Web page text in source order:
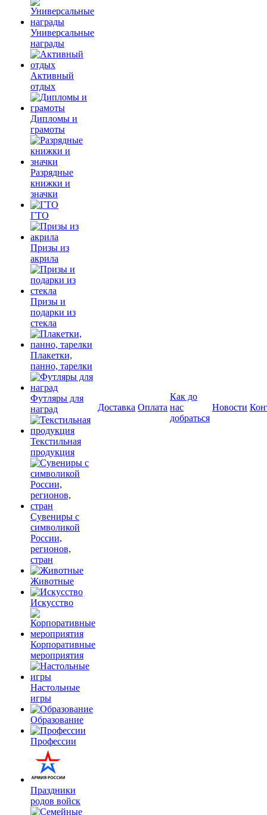
Универсальные
награды
Активный
отдых
Дипломы и
грамоты
Разрядные
книжки и
значки
ГТО
Призы из
акрила
Призы и
подарки из
стекла
Плакетки,
панно, тарелки
Футляры для
наград
Текстильная
продукция
Сувениры с
символикой
России,
регионов,
стран
Животные
Искусство
Корпоративные
мероприятия
Настольные
игры
Образование
Профессии
Праздники
родов войск
Доставка Оплата
Как до
нас
добраться
Новости